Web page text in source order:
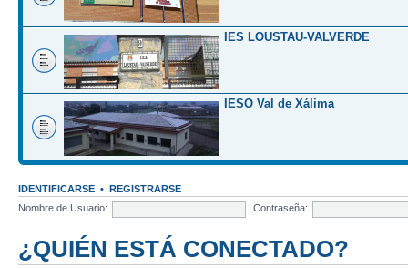
IES LOUSTAU-VALVERDE
IESO Val de Xálima
IDENTIFICARSE • REGISTRARSE
Nombre de Usuario:
Contraseña:
¿QUIÉN ESTÁ CONECTADO?